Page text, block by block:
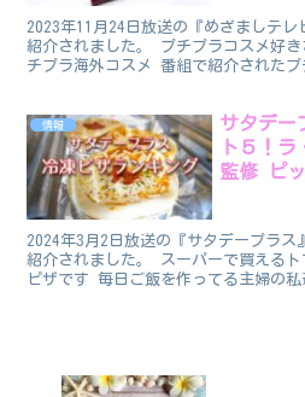
2023年11月24日放送の『めざましテ
紹介されました。 プチプラコスメ好
チプラ海外コスメ 番組で紹介された
情報
サタデー
ト５！
監修 ピ
2024年3月2日放送の『サタデープラス
紹介されました。 スーパーで買える
ピザです 毎日ご飯を作ってる主婦の